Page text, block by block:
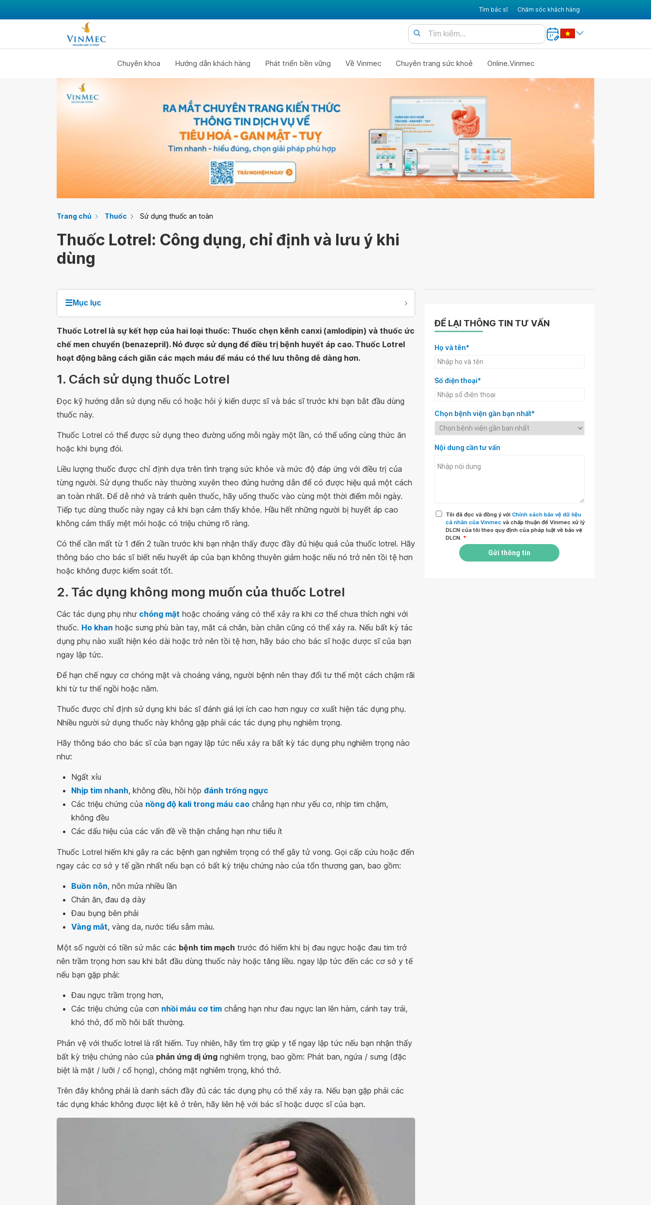
Tìm bác sĩ Chăm sóc khách hàng
Chuyên khoa Hướng dẫn khách hàng Phát triển bền vững Về Vinmec Chuyên trang sức khoẻ Online.Vinmec
Trang chủ Thuốc Sử dụng thuốc an toàn
Thuốc Lotrel: Công dụng, chỉ định và lưu ý khi
dùng
☰Mục lục
Thuốc Lotrel là sự kết hợp của hai loại thuốc: Thuốc chẹn kênh canxi (amlodipin) và thuốc ức
chế men chuyển (benazepril). Nó được sử dụng để điều trị bệnh huyết áp cao. Thuốc Lotrel
hoạt động bằng cách giãn các mạch máu để máu có thể lưu thông dễ dàng hơn.
1. Cách sử dụng thuốc Lotrel
Đọc kỹ hướng dẫn sử dụng nếu có hoặc hỏi ý kiến dược sĩ và bác sĩ trước khi bạn bắt đầu dùng
thuốc này.
Thuốc Lotrel có thể được sử dụng theo đường uống mỗi ngày một lần, có thể uống cùng thức ăn
hoặc khi bụng đói.
Liều lượng thuốc được chỉ định dựa trên tình trạng sức khỏe và mức độ đáp ứng với điều trị của
từng người. Sử dụng thuốc này thường xuyên theo đúng hướng dẫn để có được hiệu quả một cách
an toàn nhất. Để dễ nhớ và tránh quên thuốc, hãy uống thuốc vào cùng một thời điểm mỗi ngày.
Tiếp tục dùng thuốc này ngay cả khi bạn cảm thấy khỏe. Hầu hết những người bị huyết áp cao
không cảm thấy mệt mỏi hoặc có triệu chứng rõ ràng.
Có thể cần mất từ 1 đến 2 tuần trước khi bạn nhận thấy được đầy đủ hiệu quả của thuốc lotrel. Hãy
thông báo cho bác sĩ biết nếu huyết áp của bạn không thuyên giảm hoặc nếu nó trở nên tồi tệ hơn
hoặc không được kiểm soát tốt.
2. Tác dụng không mong muốn của thuốc Lotrel
Các tác dụng phụ như chóng mặt hoặc choáng váng có thể xảy ra khi cơ thể chưa thích nghi với
thuốc. Ho khan hoặc sưng phù bàn tay, mắt cá chân, bàn chân cũng có thể xảy ra. Nếu bất kỳ tác
dụng phụ nào xuất hiện kéo dài hoặc trở nên tồi tệ hơn, hãy báo cho bác sĩ hoặc dược sĩ của bạn
ngay lập tức.
Để hạn chế nguy cơ chóng mặt và choáng váng, người bệnh nên thay đổi tư thế một cách chậm rãi
khi từ tư thế ngồi hoặc nằm.
Thuốc được chỉ định sử dụng khi bác sĩ đánh giá lợi ích cao hơn nguy cơ xuất hiện tác dụng phụ.
Nhiều người sử dụng thuốc này không gặp phải các tác dụng phụ nghiêm trọng.
Hãy thông báo cho bác sĩ của bạn ngay lập tức nếu xảy ra bất kỳ tác dụng phụ nghiêm trọng nào
như:
Ngất xỉu
Nhịp tim nhanh, không đều, hồi hộp đánh trống ngực
Các triệu chứng của nồng độ kali trong máu cao chẳng hạn như yếu cơ, nhịp tim chậm,
không đều
Các dấu hiệu của các vấn đề về thận chẳng hạn như tiểu ít
Thuốc Lotrel hiếm khi gây ra các bệnh gan nghiêm trọng có thể gây tử vong. Gọi cấp cứu hoặc đến
ngay các cơ sở y tế gần nhất nếu bạn có bất kỳ triệu chứng nào của tổn thương gan, bao gồm:
Buồn nôn, nôn mửa nhiều lần
Chán ăn, đau dạ dày
Đau bụng bên phải
Vàng mắt, vàng da, nước tiểu sẫm màu.
Một số người có tiền sử mắc các bệnh tim mạch trước đó hiếm khi bị đau ngực hoặc đau tim trở
nên trầm trọng hơn sau khi bắt đầu dùng thuốc này hoặc tăng liều. ngay lập tức đến các cơ sở y tế
nếu bạn gặp phải:
Đau ngực trầm trọng hơn,
Các triệu chứng của cơn nhồi máu cơ tim chẳng hạn như đau ngực lan lên hàm, cánh tay trái,
khó thở, đổ mồ hôi bất thường.
Phản vệ với thuốc lotrel là rất hiếm. Tuy nhiên, hãy tìm trợ giúp y tế ngay lập tức nếu bạn nhận thấy
bất kỳ triệu chứng nào của phản ứng dị ứng nghiêm trọng, bao gồm: Phát ban, ngứa / sưng (đặc
biệt là mặt / lưỡi / cổ họng), chóng mặt nghiêm trọng, khó thở.
Trên đây không phải là danh sách đầy đủ các tác dụng phụ có thể xảy ra. Nếu bạn gặp phải các
tác dụng khác không được liệt kê ở trên, hãy liên hệ với bác sĩ hoặc dược sĩ của bạn.
ĐỂ LẠI THÔNG TIN TƯ VẤN
Họ và tên*
Số điện thoại*
Chọn bệnh viện gần bạn nhất*
Nội dung cần tư vấn
Tôi đã đọc và đồng ý với Chính sách bảo vệ dữ liệu
cá nhân của Vinmec và chấp thuận để Vinmec xử lý
DLCN của tôi theo quy định của pháp luật về bảo vệ
DLCN. *
Gửi thông tin